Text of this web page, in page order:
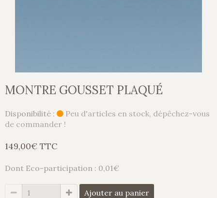
MONTRE GOUSSET PLAQUÉ
Disponibilité :
Peu d'articles en stock, dépêchez-vous
de commander !
149,00€ TTC
Dont Eco-participation : 0,01€
Ajouter au panier